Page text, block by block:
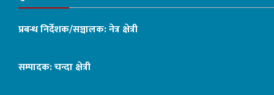
प्रबन्ध निर्देशक/सञ्चालक: नेत्र क्षेत्री
सम्पादक: चन्दा क्षेत्री